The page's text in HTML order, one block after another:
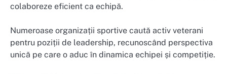
colaboreze eficient ca echipă.
Numeroase organizații sportive caută activ veterani
pentru poziții de leadership, recunoscând perspectiva
unică pe care o aduc în dinamica echipei și competiție.